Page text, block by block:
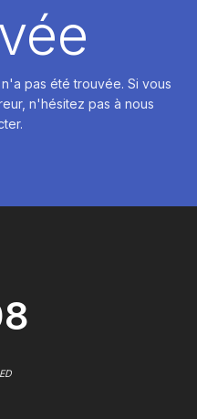
pas été trouvée. Si vous
n'hésitez pas à nous